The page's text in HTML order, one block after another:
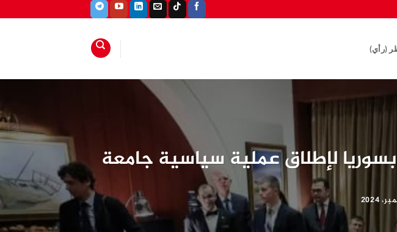
(رأي)
لإطلاق عملية سياسية جامعة